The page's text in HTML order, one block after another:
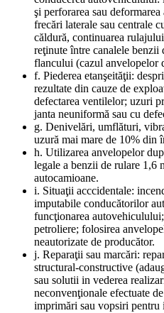
şi perforarea sau
frecări laterale sau centrale
căldură, continuarea
reţinute între canalele benzii
flancului (cazul anvelopelor
f. Piederea etanşeităţii:
rezultate din cauze de
defectarea ventilelor; uzuri
janta neuniformă sau cu
g. Denivelări, umflături,
uzură mai mare de 10%
h. Utilizarea anvelopelor
legale a benzii de rulare 1,6
autocamioane.
i. Situaţii acccidentale:
imputabile conducătorilor
funcţionarea
petroliere; folosirea
neautorizate de producător.
j. Reparaţii sau marcări:
structural-constructive
sau solutii in vederea
neconvenţionale efectuate
imprimări sau vopsiri pentru